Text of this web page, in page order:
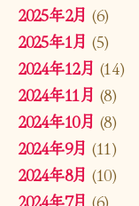
2025年2月 (6)
2025年1月 (5)
2024年12月 (14)
2024年11月 (8)
2024年10月 (8)
2024年9月 (11)
2024年8月 (10)
2024年7月 (6)